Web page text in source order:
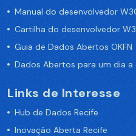
Manual do desenvolvedor
Cartilha do desenvolvedor
Guia de Dados Abertos OKFN
Dados Abertos para um dia a
Links de Interesse
Hub de Dados Recife
Inovação Aberta Recife